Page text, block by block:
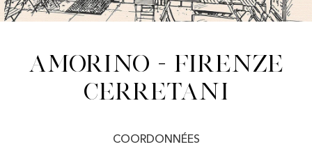
Amorino - Firenze
Cerretani
COORDONNÉES